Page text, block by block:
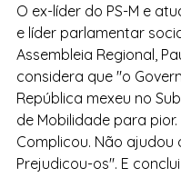
O ex-líder do PS-M e
e líder parlamentar
Assembleia Regional,
considera que "o
República mexeu no
de Mobilidade para pior.
Complicou. Não ajudou
Prejudicou-os". E